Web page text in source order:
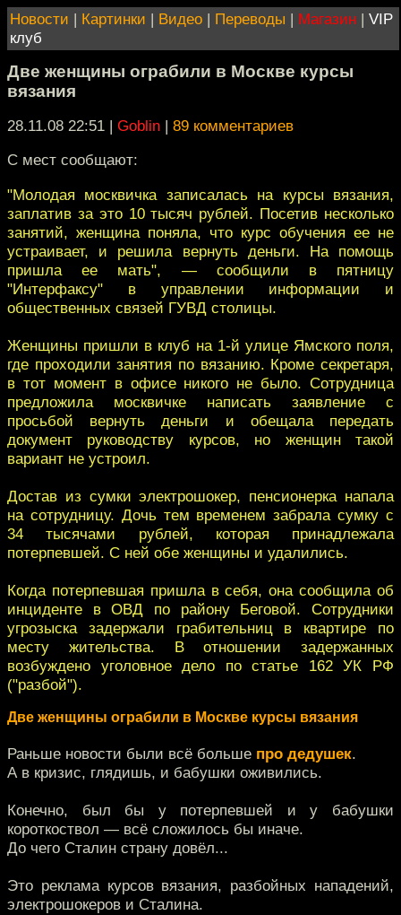
Новости | Картинки | Видео | Переводы | Магазин | VIP
клуб
Две женщины ограбили в Москве курсы
вязания
28.11.08 22:51 | Goblin | 89 комментариев
С мест сообщают:
"Молодая москвичка записалась на курсы вязания,
заплатив за это 10 тысяч рублей. Посетив несколько
занятий, женщина поняла, что курс обучения ее не
устраивает, и решила вернуть деньги. На помощь
пришла ее мать", — сообщили в пятницу
"Интерфаксу" в управлении информации и
общественных связей ГУВД столицы.
Женщины пришли в клуб на 1-й улице Ямского поля,
где проходили занятия по вязанию. Кроме секретаря,
в тот момент в офисе никого не было. Сотрудница
предложила москвичке написать заявление с
просьбой вернуть деньги и обещала передать
документ руководству курсов, но женщин такой
вариант не устроил.
Достав из сумки электрошокер, пенсионерка напала
на сотрудницу. Дочь тем временем забрала сумку с
34 тысячами рублей, которая принадлежала
потерпевшей. С ней обе женщины и удалились.
Когда потерпевшая пришла в себя, она сообщила об
инциденте в ОВД по району Беговой. Сотрудники
угрозыска задержали грабительниц в квартире по
месту жительства. В отношении задержанных
возбуждено уголовное дело по статье 162 УК РФ
("разбой").
Две женщины ограбили в Москве курсы вязания
Раньше новости были всё больше про дедушек.
А в кризис, глядишь, и бабушки оживились.
Конечно, был бы у потерпевшей и у бабушки
короткоствол — всё сложилось бы иначе.
До чего Сталин страну довёл...
Это реклама курсов вязания, разбойных нападений,
электрошокеров и Сталина.